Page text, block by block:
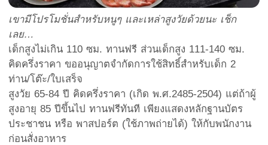
เขามีโปรโมชั่นสำหรับหนูๆ และเหล่าสูงวัยด้วยนะ เช็ก
เลย…
เด็กสูงไม่เกิน 110 ซม. ทานฟรี ส่วนเด็กสูง 111-140 ซม.
คิดครึ่งราคา ขออนุญาตจำกัดการใช้สิทธิ์สำหรับเด็ก 2
ท่าน/โต๊ะ/ใบเสร็จ
สูงวัย 65-84 ปี คิดครึ่งราคา (เกิด พ.ศ.2485-2504) แต่ถ้าผู้
สูงอายุ 85 ปีขึ้นไป ทานฟรีทันที เพียงแสดงหลักฐานบัตร
ประชาชน หรือ พาสปอร์ต (ใช้ภาพถ่ายได้) ให้กับพนักงาน
ก่อนสั่งอาหาร